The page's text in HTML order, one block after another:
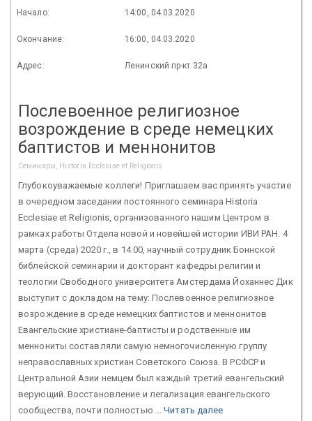
Начало: 14:00, 04.03.2020
Окончание: 16:00, 04.03.2020
Адрес: Ленинский пр-кт 32а
Послевоенное религиозное
возрождение в среде немецких
баптистов и меннонитов
Семинары, Historia Ecclesiae et Religionis
Глубокоуважаемые коллеги! Приглашаем вас принять участие
в очередном заседании постоянного семинара Historia
Ecclesiae et Religionis, организованного нашим Центром в
рамках работы Отдела новой и новейшей истории ИВИ РАН. 4
марта (среда) 2020 г., в 14.00, научный сотрудник Боннской
библейской семинарии и докторант кафедры религии и
теологии Свободного университета Амстердама Йоханнес Дик
выступит с докладом на тему: Послевоенное религиозное
возрождение в среде немецких баптистов и меннонитов
Евангельские христиане-баптисты и родственные им
меннониты составляли самую немногочисленную группу
неправославных христиан Советского Союза. В РСФСР и
Центральной Азии немцем был каждый третий евангельский
верующий. Восстановление и легализация евангельского
сообщества, почти полностью ...Читать далее